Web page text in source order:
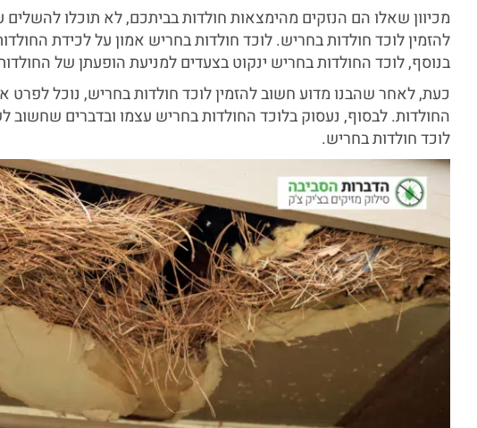
מכיוון שאלו הם הנזקים מהימצאות חולדות בביתכם, לא תוכלו
להזמין לוכד חולדות בחריש. לוכד חולדות בחריש אמון על לכידת
בנוסף, לוכד החולדות בחריש ינקוט בצעדים למניעת הופעתן של
כעת, לאחר שהבנו מדוע חשוב להזמין לוכד חולדות בחריש, נוכל לפרט
החולדות. לבסוף, נעסוק בלוכד החולדות בחריש עצמו ובדברים שחשוב
לוכד חולדות בחריש.